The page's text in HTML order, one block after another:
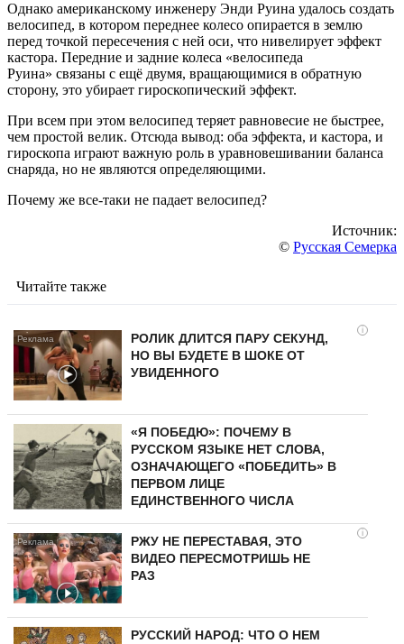
Однако американскому инженеру Энди Руина удалось создать
велосипед, в котором переднее колесо опирается в землю
перед точкой пересечения с ней оси, что нивелирует эффект
кастора. Передние и задние колеса «велосипеда
Руина» связаны с ещё двумя, вращающимися в обратную
сторону, это убирает гироскопический эффект.
При всем при этом велосипед теряет равновесие не быстрее,
чем простой велик. Отсюда вывод: оба эффекта, и кастора, и
гироскопа играют важную роль в уравновешивании баланса
снаряда, но не являются определяющими.
Почему же все-таки не падает велосипед?
Источник:
© Русская Семерка
Читайте также
i
РОЛИК ДЛИТСЯ ПАРУ СЕКУНД,
НО ВЫ БУДЕТЕ В ШОКЕ ОТ
УВИДЕННОГО
«Я ПОБЕДЮ»: ПОЧЕМУ В
РУССКОМ ЯЗЫКЕ НЕТ СЛОВА,
ОЗНАЧАЮЩЕГО «ПОБЕДИТЬ» В
ПЕРВОМ ЛИЦЕ
ЕДИНСТВЕННОГО ЧИСЛА
i
РЖУ НЕ ПЕРЕСТАВАЯ, ЭТО
ВИДЕО ПЕРЕСМОТРИШЬ НЕ
РАЗ
РУССКИЙ НАРОД: ЧТО О НЕМ